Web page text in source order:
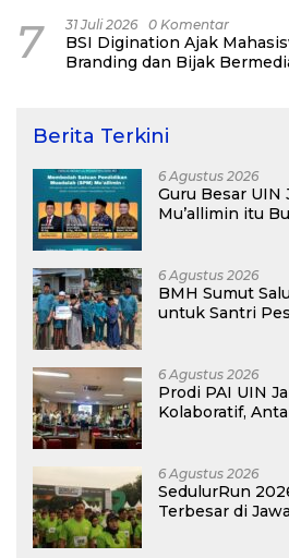
7 31 Juli 2026 0 Komentar
BSI Digination Ajak
Branding dan Bijak
Berita Terkini
6 Agustus 2026
Guru Besar UIN
Mu’allimin itu
6 Agustus 2026
BMH Sumut
untuk Santri
6 Agustus 2026
Prodi PAI UIN
Kolaboratif,
6 Agustus 2026
SedulurRun
Terbesar di